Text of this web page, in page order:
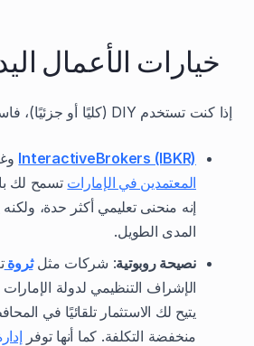
خيارات الأعمال
إذا كنت تستخدم DIY (كليًا أو جزئيًا)، فاستخدم منصات منظمة:
InteractiveBrokers (IBKR)
المعتمدين في الإماراتتسمح لك
إنه منحنى تعليمي أكثر حدة، ولكنه
المدى الطويل.
نصيحة روبوتية: شركات مثل ثروة
الإشراف التنظيمي لدولة الإمارات
يتيح لك الاستثمار تلقائيًا في
منخفضة التكلفة. كما أنها توفر